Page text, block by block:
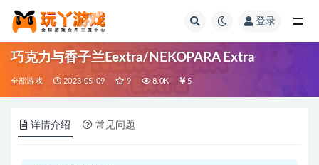
登录
巧克力与香子兰Eextra/NEKOPARA Extra
全部游戏 2023-05-09 9 8.0K 5
详情介绍 常见问题